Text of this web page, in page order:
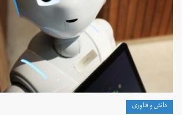
دانش و فناوری